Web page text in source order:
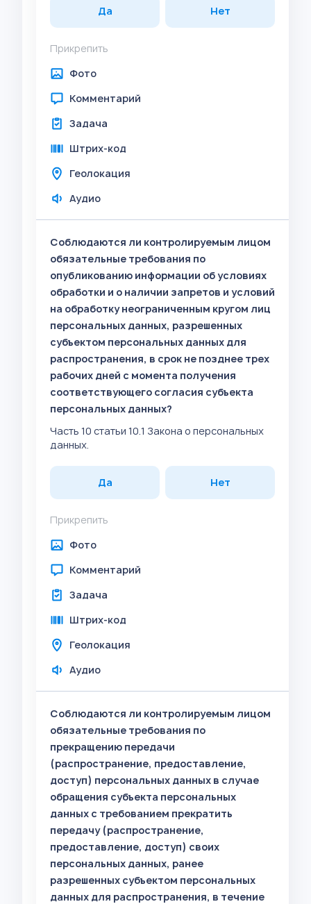
Да Нет
Прикрепить
Фото
Комментарий
Задача
Штрих-код
Геолокация
Аудио
Соблюдаются ли контролируемым лицом
обязательные требования по
опубликованию информации об условиях
обработки и о наличии запретов и условий
на обработку неограниченным кругом лиц
персональных данных, разрешенных
субъектом персональных данных для
распространения, в срок не позднее трех
рабочих дней с момента получения
соответствующего согласия субъекта
персональных данных?
Часть 10 статьи 10.1 Закона о персональных
данных.
Да Нет
Прикрепить
Фото
Комментарий
Задача
Штрих-код
Геолокация
Аудио
Соблюдаются ли контролируемым лицом
обязательные требования по
прекращению передачи
(распространение, предоставление,
доступ) персональных данных в случае
обращения субъекта персональных
данных с требованием прекратить
передачу (распространение,
предоставление, доступ) своих
персональных данных, ранее
разрешенных субъектом персональных
данных для распространения, в течение